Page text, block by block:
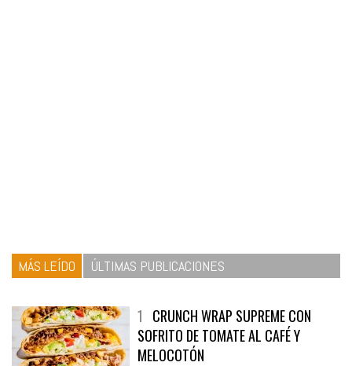
MÁS LEÍDO ÚLTIMAS PUBLICACIONES
1 CRUNCH WRAP SUPREME CON
SOFRITO DE TOMATE AL CAFÉ Y
MELOCOTÓN